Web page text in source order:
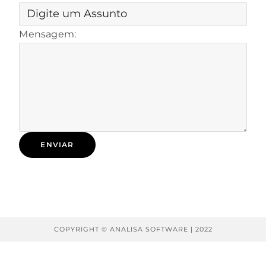
Mensagem:
ENVIAR
COPYRIGHT © ANALISA SOFTWARE | 2022